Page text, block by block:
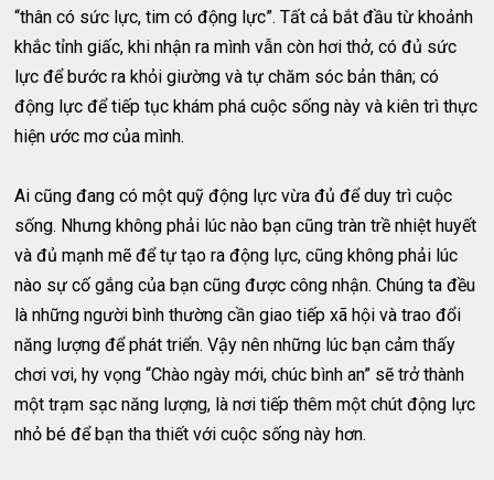
“thân có sức lực, tim có động lực”. Tất cả bắt đầu từ khoảnh
khắc tỉnh giấc, khi nhận ra mình vẫn còn hơi thở, có đủ sức
lực để bước ra khỏi giường và tự chăm sóc bản thân; có
động lực để tiếp tục khám phá cuộc sống này và kiên trì thực
hiện ước mơ của mình.
Ai cũng đang có một quỹ động lực vừa đủ để duy trì cuộc
sống. Nhưng không phải lúc nào bạn cũng tràn trề nhiệt huyết
và đủ mạnh mẽ để tự tạo ra động lực, cũng không phải lúc
nào sự cố gắng của bạn cũng được công nhận. Chúng ta đều
là những người bình thường cần giao tiếp xã hội và trao đổi
năng lượng để phát triển. Vậy nên những lúc bạn cảm thấy
chơi vơi, hy vọng “Chào ngày mới, chúc bình an” sẽ trở thành
một trạm sạc năng lượng, là nơi tiếp thêm một chút động lực
nhỏ bé để bạn tha thiết với cuộc sống này hơn.